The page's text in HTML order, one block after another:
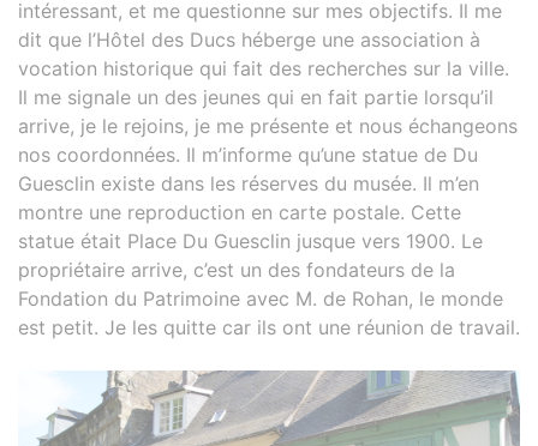
intéressant, et me questionne sur mes objectifs. Il me
dit que l’Hôtel des Ducs héberge une association à
vocation historique qui fait des recherches sur la ville.
Il me signale un des jeunes qui en fait partie lorsqu’il
arrive, je le rejoins, je me présente et nous échangeons
nos coordonnées. Il m’informe qu’une statue de Du
Guesclin existe dans les réserves du musée. Il m’en
montre une reproduction en carte postale. Cette
statue était Place Du Guesclin jusque vers 1900. Le
propriétaire arrive, c’est un des fondateurs de la
Fondation du Patrimoine avec M. de Rohan, le monde
est petit. Je les quitte car ils ont une réunion de travail.